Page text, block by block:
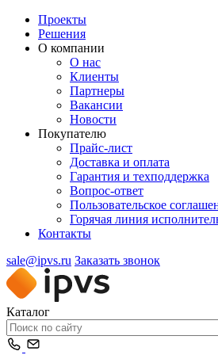
Проекты
Решения
О компании
О нас
Клиенты
Партнеры
Вакансии
Новости
Покупателю
Прайс-лист
Доставка и оплата
Гарантия и техподдержка
Вопрос-ответ
Пользовательское
Горячая линия
Контакты
sale@ipvs.ru Заказать звонок
Каталог